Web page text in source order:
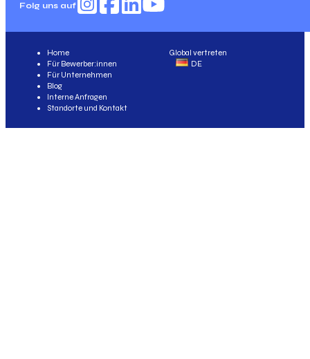
Folg uns auf
Global vertreten
DE
Home
Für Bewerber:innen
Für Unternehmen
Blog
Interne Anfragen
Standorte und Kontakt